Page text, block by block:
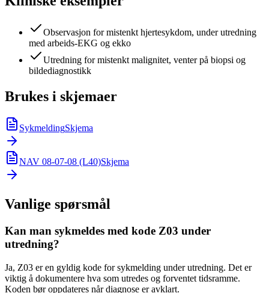
Observasjon for mistenkt hjertesykdom, under utredning
med arbeids-EKG og ekko
Utredning for mistenkt malignitet, venter på biopsi og
bildediagnostikk
Brukes i skjemaer
SykmeldingSkjema
NAV 08-07-08 (L40)Skjema
Vanlige spørsmål
Kan man sykmeldes med kode Z03 under
utredning?
Ja, Z03 er en gyldig kode for sykmelding under utredning. Det er
viktig å dokumentere hva som utredes og forventet tidsramme.
Koden bør oppdateres når diagnose er avklart.